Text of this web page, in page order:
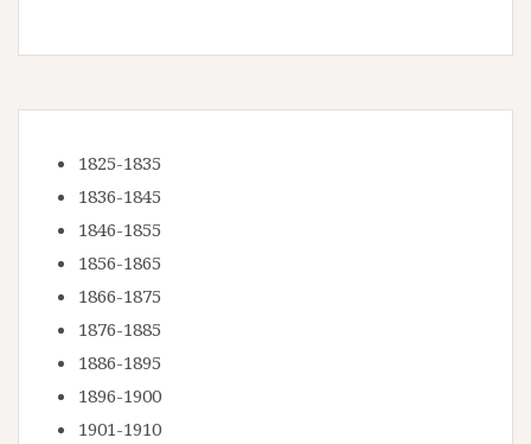
1825-1835
1836-1845
1846-1855
1856-1865
1866-1875
1876-1885
1886-1895
1896-1900
1901-1910